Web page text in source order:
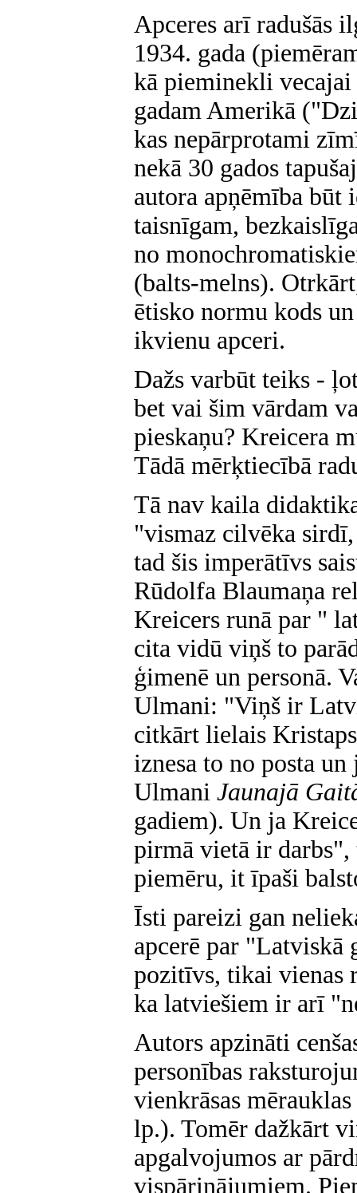
Apceres arī radušās
1934. gada
kā pieminekli
gadam Amerikā
kas nepārprotami
nekā 30 gados
autora apņēmība būt
taisnīgam,
no
(balts-melns).
ētisko normu kods
ikvienu apceri.
Dažs varbūt teiks -
bet vai šim vārdam
pieskaņu? Kreicera
Tādā mērķtiecībā
Tā nav kaila
"vismaz cilvēka
tad šis imperātīvs
Rūdolfa Blaumaņa
Kreicers runā par "
cita vidū viņš to
ģimenē un personā.
Ulmani: "Viņš ir
citkārt lielais
iznesa to no posta
Ulmani Jaunajā
gadiem). Un ja
pirmā vietā ir
piemēru, it īpaši
Īsti pareizi gan
apcerē par "Latviskā
pozitīvs, tikai vienas
ka latviešiem ir arī
Autors apzināti
personības
vienkrāsas
lp.). Tomēr dažkārt
apgalvojumos ar
vispārinājumiem.